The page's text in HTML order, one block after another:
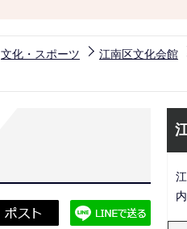
文化・スポーツ 江南区文化会館
ビ
内